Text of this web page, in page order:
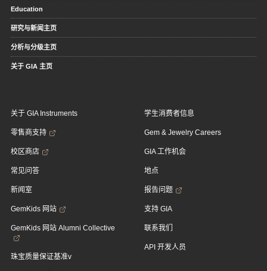
Education
研究与新闻主页
分析与分级主页
关于 GIA 主页
关于 GIA Instruments
零售商支持
校区商店
常见问答
新闻室
GemKids 网站
GemKids 网站 Alumni Collective
珠宝质量保证基准v
学生消费者信息
Gem & Jewelry Careers
GIA 工作机会
地点
报告问题
支持 GIA
联系我们
API 开发人员